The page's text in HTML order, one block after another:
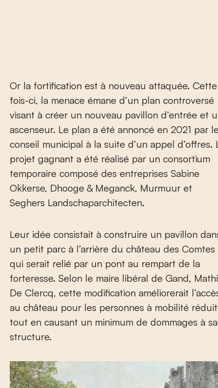
Or la fortification est à nouveau attaquée. Cette
fois-ci, la menace émane d’un plan controversé
visant à créer un nouveau pavillon d’entrée et
ascenseur. Le plan a été annoncé en 2021 par
conseil municipal à la suite d’un appel d’offres.
projet gagnant a été réalisé par un consortium
temporaire composé des entreprises Sabine
Okkerse, Dhooge & Meganck, Murmuur et
Seghers Landschaparchitecten.
Leur idée consistait à construire un pavillon
un petit parc à l’arrière du château des Comtes
qui serait relié par un pont au rempart de la
forteresse. Selon le maire libéral de Gand,
De Clercq, cette modification améliorerait
au château pour les personnes à mobilité
tout en causant un minimum de dommages à sa
structure.